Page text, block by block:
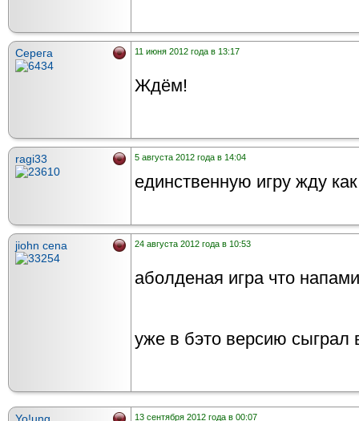
Серега 11 июня 2012 года в 13:17
Ждём!
ragi33 5 августа 2012 года в 14:04
единственную игру жду
jiohn cena 24 августа 2012 года в 10:53
аболденая игра что
уже в бэто версию сыграл
13 сентября 2012 года в 00:07